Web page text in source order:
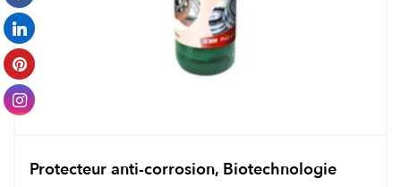
Protecteur anti-corrosion, Biotechnologie